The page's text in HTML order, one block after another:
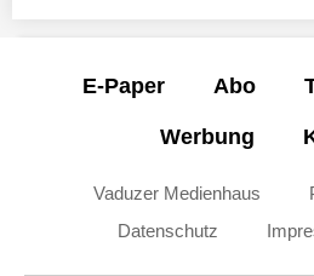
E-Paper Abo
Werbung
Vaduzer Medienhaus
Datenschutz